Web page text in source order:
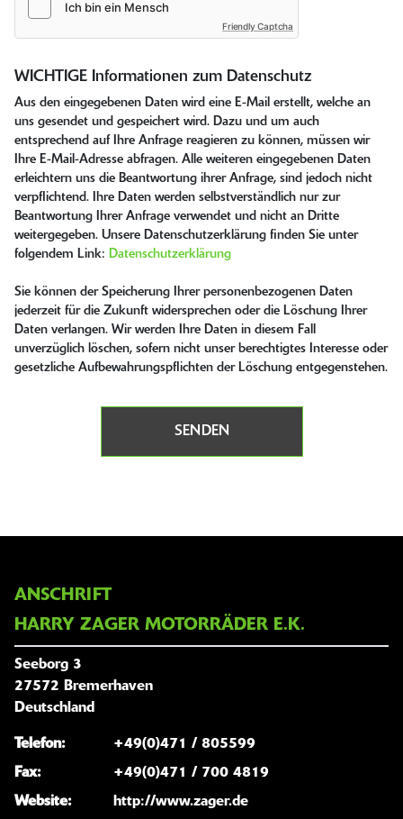
Friendly Captcha
WICHTIGE Informationen zum Datenschutz
Aus den eingegebenen Daten wird eine E-Mail erstellt, welche an
uns gesendet und gespeichert wird. Dazu und um auch
entsprechend auf Ihre Anfrage reagieren zu können, müssen wir
Ihre E-Mail-Adresse abfragen. Alle weiteren eingegebenen Daten
erleichtern uns die Beantwortung ihrer Anfrage, sind jedoch nicht
verpflichtend. Ihre Daten werden selbstverständlich nur zur
Beantwortung Ihrer Anfrage verwendet und nicht an Dritte
weitergegeben. Unsere Datenschutzerklärung finden Sie unter
folgendem Link: Datenschutzerklärung
Sie können der Speicherung Ihrer personenbezogenen Daten
jederzeit für die Zukunft widersprechen oder die Löschung Ihrer
Daten verlangen. Wir werden Ihre Daten in diesem Fall
unverzüglich löschen, sofern nicht unser berechtigtes Interesse oder
gesetzliche Aufbewahrungspflichten der Löschung entgegenstehen.
SENDEN
ANSCHRIFT
HARRY ZAGER MOTORRÄDER E.K.
Seeborg 3
27572 Bremerhaven
Deutschland
Telefon:
+49(0)471 / 805599
Fax:
+49(0)471 / 700 4819
Website:
http://www.zager.de